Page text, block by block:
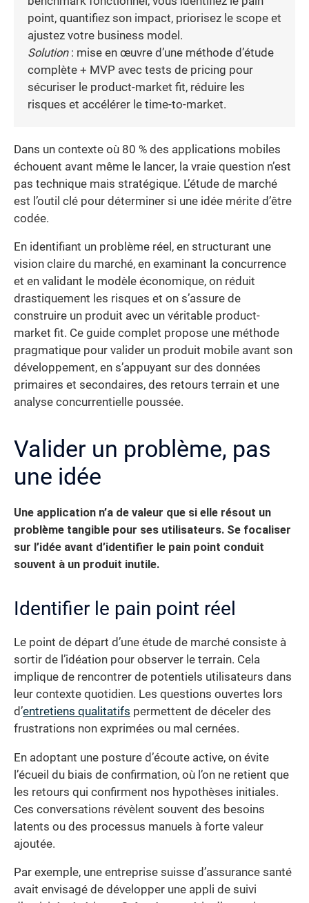
point, quantifiez son impact, priorisez le scope et
ajustez votre business model.
Solution: mise en œuvre d’une méthode d’étude
complète + MVP avec tests de pricing pour
sécuriser le product-market fit, réduire les
risques et accélérer le time-to-market.
Dans un contexte où 80 % des applications mobiles
échouent avant même le lancer, la vraie question n’est
pas technique mais stratégique. L’étude de marché
est l’outil clé pour déterminer si une idée mérite d’être
codée.
En identifiant un problème réel, en structurant une
vision claire du marché, en examinant la concurrence
et en validant le modèle économique, on réduit
drastiquement les risques et on s’assure de
construire un produit avec un véritable product-
market fit. Ce guide complet propose une méthode
pragmatique pour valider un produit mobile avant son
développement, en s’appuyant sur des données
primaires et secondaires, des retours terrain et une
analyse concurrentielle poussée.
Valider un problème, pas
une idée
Une application n’a de valeur que si elle résout un
problème tangible pour ses utilisateurs. Se focaliser
sur l’idée avant d’identifier le pain point conduit
souvent à un produit inutile.
Identifier le pain point réel
Le point de départ d’une étude de marché consiste à
sortir de l’idéation pour observer le terrain. Cela
implique de rencontrer de potentiels utilisateurs dans
leur contexte quotidien. Les questions ouvertes lors
d’entretiens qualitatifs permettent de déceler des
frustrations non exprimées ou mal cernées.
En adoptant une posture d’écoute active, on évite
l’écueil du biais de confirmation, où l’on ne retient que
les retours qui confirment nos hypothèses initiales.
Ces conversations révèlent souvent des besoins
latents ou des processus manuels à forte valeur
ajoutée.
Par exemple, une entreprise suisse d’assurance santé
avait envisagé de développer une appli de suivi